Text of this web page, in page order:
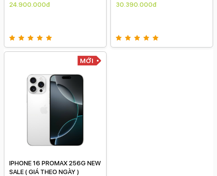
24.900.000đ
30.390.000đ
MỚI
IPHONE 16 PROMAX 256G NEW
SALE ( GIÁ THEO NGÀY )